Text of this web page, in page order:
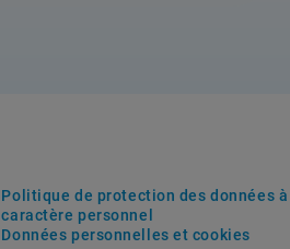
Politique de protection des données à
caractère personnel
Données personnelles et cookies